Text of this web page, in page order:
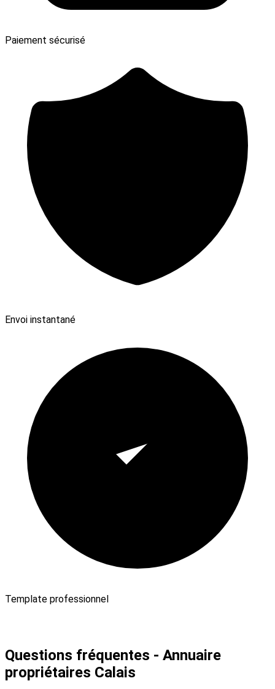
Paiement sécurisé
Envoi instantané
Template professionnel
Questions fréquentes - Annuaire
propriétaires Calais